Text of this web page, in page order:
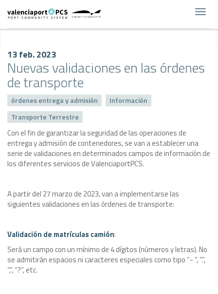
13 feb. 2023
Nuevas validaciones en las órdenes
de transporte
órdenes entrega y admisión
Información
Transporte Terrestre
Con el fin de garantizar la seguridad de las operaciones de
entrega y admisión de contenedores, se van a establecer una
serie de validaciones en determinados campos de información de
los diferentes servicios de ValenciaportPCS.
A partir del 27 marzo de 2023, van a implementarse las
siguientes validaciones en las órdenes de transporte:
Validación de matrículas camión:
Será un campo con un mínimo de 4 dígitos (números y letras). No
se admitirán espacios ni caracteres especiales como tipo “- “, “.”,
“,”, “?”, etc.